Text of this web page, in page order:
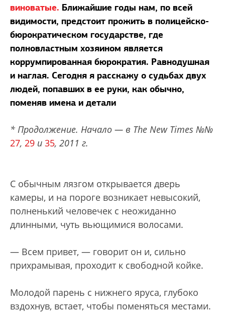
виноватые. Ближайшие годы нам, по всей
видимости, предстоит прожить в полицейско-
бюрократическом государстве, где
полновластным хозяином является
коррумпированная бюрократия. Равнодушная
и наглая. Сегодня я расскажу о судьбах двух
людей, попавших в ее руки, как обычно,
поменяв имена и детали
* Продолжение. Начало — в The New Times №№
27, 29 и 35, 2011 г.
С обычным лязгом открывается дверь
камеры, и на пороге возникает невысокий,
полненький человечек с неожиданно
длинными, чуть вьющимися волосами.
— Всем привет, — говорит он и, сильно
прихрамывая, проходит к свободной койке.
Молодой парень с нижнего яруса, глубоко
вздохнув, встает, чтобы поменяться местами.